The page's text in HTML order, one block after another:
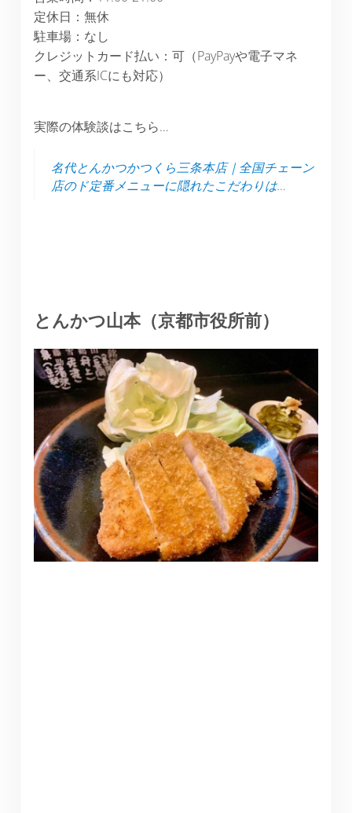
定休日：無休
駐車場：なし
クレジットカード払い：可（PayPayや電子マネ
ー、交通系ICにも対応）
実際の体験談はこちら…
名代とんかつかつくら三条本店｜全国チェーン
店のド定番メニューに隠れたこだわりは…
とんかつ山本（京都市役所前）